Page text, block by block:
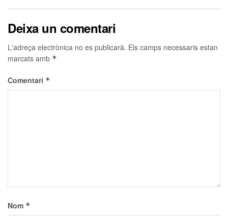
Deixa un comentari
L'adreça electrònica no es publicarà. Els camps necessaris estan
marcats amb *
Comentari *
Nom *